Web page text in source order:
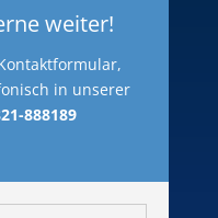
weiter!
in unserer
888189